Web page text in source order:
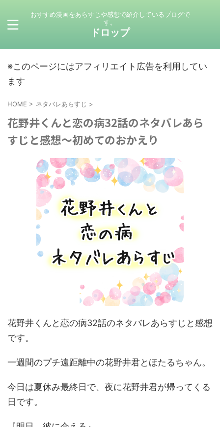
おすすめ漫画をあらすじや感想で紹介しているブログで
す。
ドロップ
※このページにはアフィリエイト広告を利用してい
ます
HOME > ネタバレあらすじ >
花野井くんと恋の病32話のネタバレあら
すじと感想～初めてのおかえり
花野井くんと恋の病32話のネタバレあらすじと感想
です。
一週間のプチ遠距離中の花野井君とほたるちゃん。
今日は夏休み最終日で、夜に花野井君が帰ってくる
日です。